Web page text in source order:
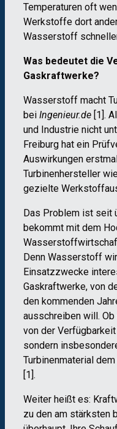
Temperaturen oft
Werkstoffe dort
Wasserstoff
Was bedeutet die
Gaskraftwerke?
Wasserstoff macht
bei Ingenieur.de [1].
und Industrie nicht
Freiburg hat ein
Auswirkungen
Turbinenhersteller
gezielte
Das Problem ist seit
bekommt mit dem
Denn Wasserstoff
Einsatzzwecke
Gaskraftwerke, von
den kommenden
ausschreiben will.
von der
sondern
Turbinenmaterial
[1].
Weiter heißt es:
zu den am stärksten